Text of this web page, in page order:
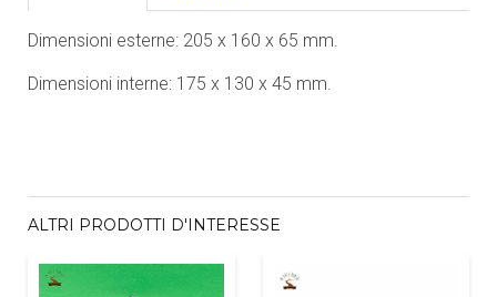
Dimensioni esterne: 205 x 160 x 65 mm.
Dimensioni interne: 175 x 130 x 45 mm.
ALTRI PRODOTTI D'INTERESSE